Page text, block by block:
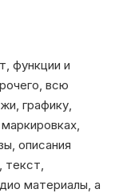
функции и
всю
графику,
описания
материалы, а